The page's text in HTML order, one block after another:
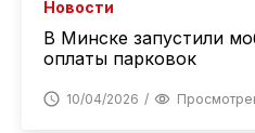
Новости
В Минске запустили
оплаты парковок
10/04/2026